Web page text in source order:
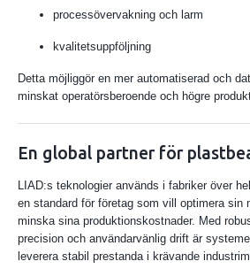
processövervakning och larm
kvalitetsuppföljning
Detta möjliggör en mer automatiserad och
minskat operatörsberoende och högre
En global partner för
LIAD:s teknologier används i fabriker över
en standard för företag som vill optimera sin
minska sina produktionskostnader. Med
precision och användarvänlig drift är
leverera stabil prestanda i krävande